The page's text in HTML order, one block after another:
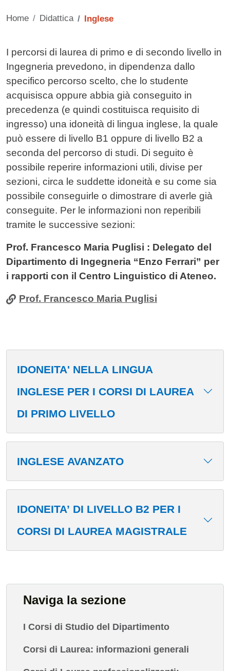
Home Didattica Inglese
Contenuto
I percorsi di laurea di primo e di secondo livello in
Ingegneria prevedono, in dipendenza dallo
specifico percorso scelto, che lo studente
acquisisca oppure abbia già conseguito in
precedenza (e quindi costituisca requisito di
ingresso) una idoneità di lingua inglese, la quale
può essere di livello B1 oppure di livello B2 a
seconda del percorso di studi. Di seguito è
possibile reperire informazioni utili, divise per
sezioni, circa le suddette idoneità e su come sia
possibile conseguirle o dimostrare di averle già
conseguite. Per le informazioni non reperibili
tramite le successive sezioni:
Prof. Francesco Maria Puglisi : Delegato del
Dipartimento di Ingegneria “Enzo Ferrari” per
i rapporti con il Centro Linguistico di Ateneo.
Prof. Francesco Maria Puglisi
IDONEITA' NELLA LINGUA
INGLESE PER I CORSI DI LAUREA
DI PRIMO LIVELLO
INGLESE AVANZATO
IDONEITA’ DI LIVELLO B2 PER I
CORSI DI LAUREA MAGISTRALE
Naviga la sezione
I Corsi di Studio del Dipartimento
Corsi di Laurea: informazioni generali